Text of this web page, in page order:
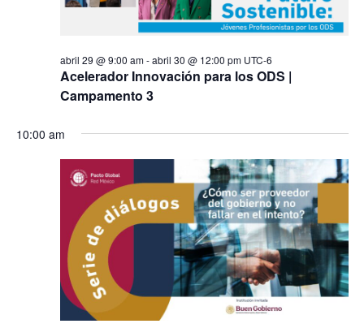
Acelerador Innovación para los ODS |
Campamento 3
abril 29 @ 9:00 am-abril 30 @ 12:00 pm UTC-6
10:00 am